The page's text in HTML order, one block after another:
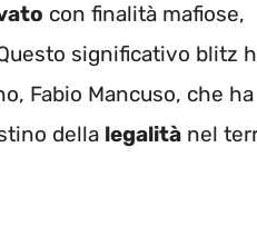
con finalità mafiose,
significativo blitz
Fabio Mancuso, che
della legalità nel